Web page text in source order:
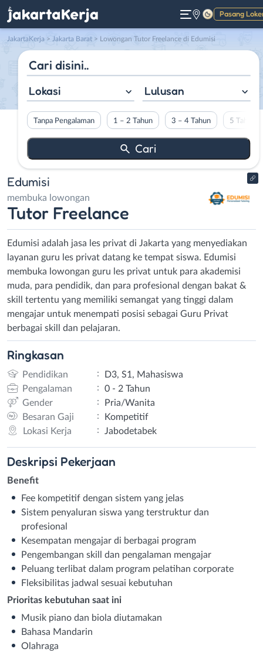
Pasang
Gelap
JakartaKerja > Jakarta Barat > Lowongan Tutor Freelance di Edumisi
Lokasi Lulusan
Tanpa Pengalaman 1 – 2 Tahun 3 – 4 Tahun 5 Tahun
Edumisi
membuka lowongan
Tutor Freelance
Edumisi adalah jasa les privat di Jakarta yang menyediakan
layanan guru les privat datang ke tempat siswa. Edumisi
membuka lowongan guru les privat untuk para akademisi
muda, para pendidik, dan para profesional dengan bakat &
skill tertentu yang memiliki semangat yang tinggi dalam
mengajar untuk menempati posisi sebagai Guru Privat
berbagai skill dan pelajaran.
Ringkasan
Pendidikan :
D3, S1, Mahasiswa
Pengalaman
:
0 - 2 Tahun
Gender
:
Pria/Wanita
Besaran Gaji
:
Kompetitif
Lokasi Kerja
: Jabodetabek
Deskripsi Pekerjaan
Benefit
Fee kompetitif dengan sistem yang jelas
Sistem penyaluran siswa yang terstruktur dan
profesional
Kesempatan mengajar di berbagai program
Pengembangan skill dan pengalaman mengajar
Peluang terlibat dalam program pelatihan corporate
Fleksibilitas jadwal sesuai kebutuhan
Prioritas kebutuhan saat ini
Musik piano dan biola diutamakan
Bahasa Mandarin
Olahraga